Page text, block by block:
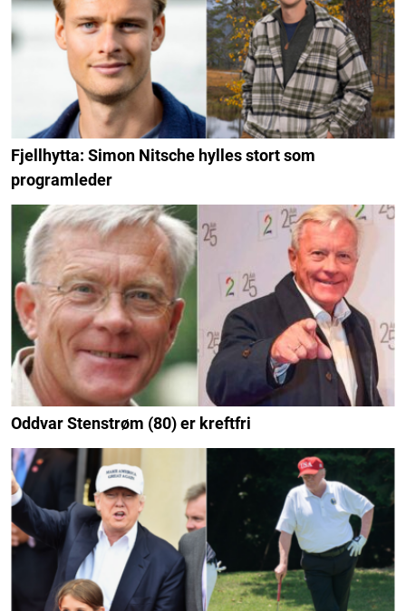
Fjellhytta: Simon Nitsche hylles stort som
programleder
Oddvar Stenstrøm (80) er kreftfri